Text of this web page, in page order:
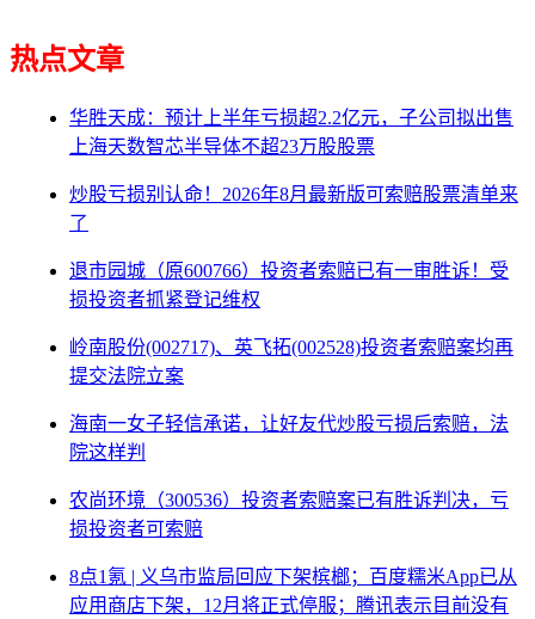
热点文章
华胜天成：预计上半年亏损超2.2亿元，子公司拟出售
上海天数智芯半导体不超23万股股票
炒股亏损别认命！2026年8月最新版可索赔股票清单来
了
退市园城（原600766）投资者索赔已有一审胜诉！受
损投资者抓紧登记维权
岭南股份(002717)、英飞拓(002528)投资者索赔案均再
提交法院立案
海南一女子轻信承诺，让好友代炒股亏损后索赔，法
院这样判
农尚环境（300536）投资者索赔案已有胜诉判决，亏
损投资者可索赔
8点1氪 | 义乌市监局回应下架槟榔；百度糯米App已从
应用商店下架，12月将正式停服；腾讯表示目前没有